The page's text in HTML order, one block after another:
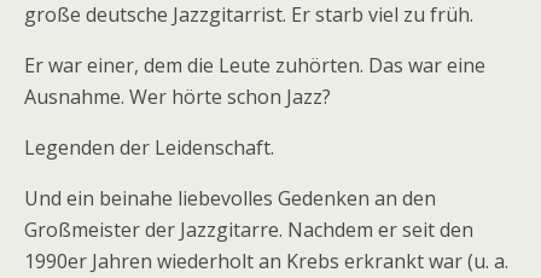
große deutsche Jazzgitarrist. Er starb viel zu früh.
Er war einer, dem die Leute zuhörten. Das war eine
Ausnahme. Wer hörte schon Jazz?
Legenden der Leidenschaft.
Und ein beinahe liebevolles Gedenken an den
Großmeister der Jazzgitarre. Nachdem er seit den
1990er Jahren wiederholt an Krebs erkrankt war (u. a.